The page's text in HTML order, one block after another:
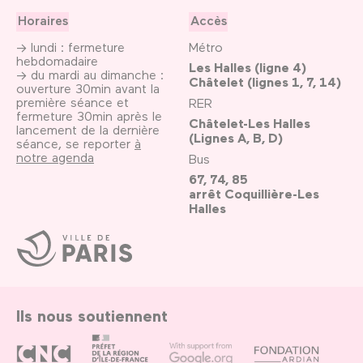
Ville
de
Paris
Horaires
→ lundi : fermeture
hebdomadaire
→ du mardi au dimanche :
ouverture 30min avant la
première séance et
fermeture 30min après le
lancement de la dernière
séance, se reporter à
notre agenda
Accès
Métro
Les Halles (ligne 4)
Châtelet (lignes 1, 7, 14)
RER
Châtelet-Les Halles
(Lignes A, B, D)
Bus
67, 74, 85
arrêt Coquillière-Les
Halles
Ils nous soutiennent